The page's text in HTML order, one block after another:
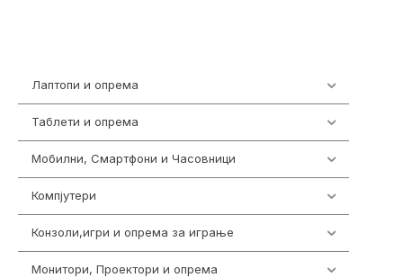
Лаптопи и опрема
Таблети и опрема
Мобилни, Смартфони и Часовници
Компјутери
Конзоли,игри и опрема за играње
Монитори, Проектори и опрема